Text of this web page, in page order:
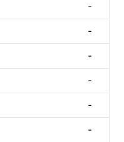
-
-
-
-
-
-